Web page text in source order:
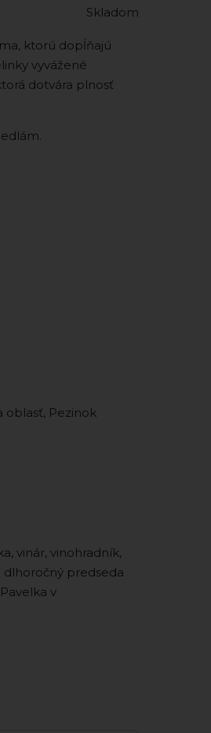
Skladom
ktorú dopĺňajú
vyvážené
dotvára plnosť
Pezinok
vinár, vinohradník,
dlhoročný predseda
v